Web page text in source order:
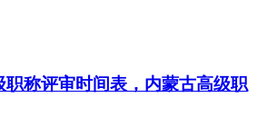
称评审时间表，内蒙古高级职